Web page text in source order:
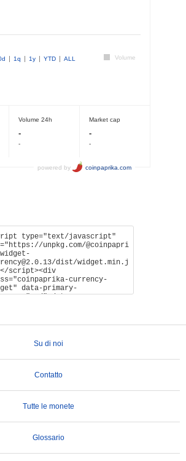
Su di noi
Contatto
Tutte le monete
Glossario